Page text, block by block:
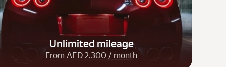
Unlimited mileage
From AED 2.300 / month